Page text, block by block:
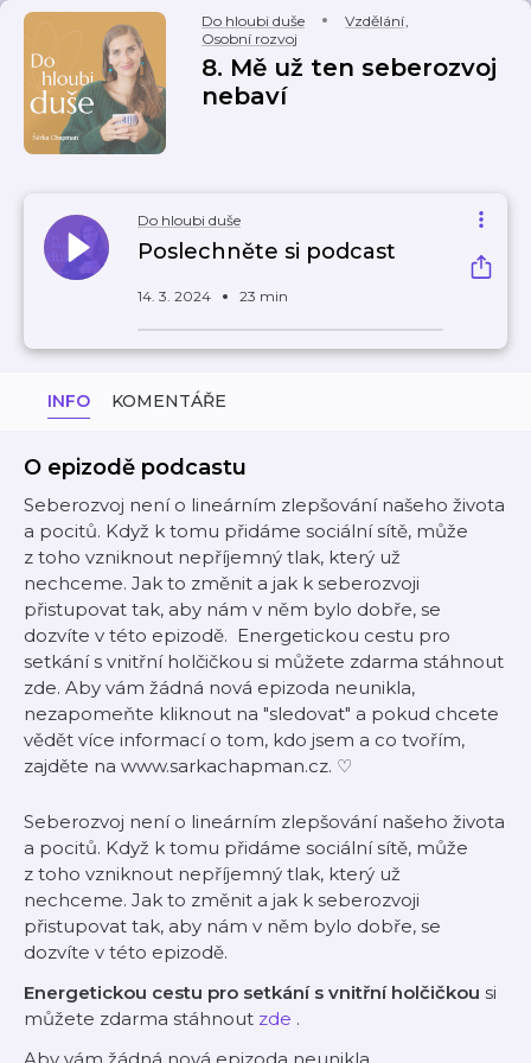
Do hloubi duše Vzdělání,
Osobní rozvoj
8. Mě už ten seberozvoj
nebaví
Do hloubi duše
Poslechněte si podcast
14. 3. 2024 23 min
INFO KOMENTÁŘE
O epizodě podcastu
Seberozvoj není o lineárním zlepšování našeho života
a pocitů. Když k tomu přidáme sociální sítě, může
z toho vzniknout nepříjemný tlak, který už
nechceme. Jak to změnit a jak k seberozvoji
přistupovat tak, aby nám v něm bylo dobře, se
dozvíte v této epizodě. Energetickou cestu pro
setkání s vnitřní holčičkou si můžete zdarma stáhnout
zde. Aby vám žádná nová epizoda neunikla,
nezapomeňte kliknout na "sledovat" a pokud chcete
vědět více informací o tom, kdo jsem a co tvořím,
zajděte na ⁠⁠⁠www.sarkachapman.cz⁠⁠⁠. ♡
Seberozvoj není o lineárním zlepšování našeho života
a pocitů. Když k tomu přidáme sociální sítě, může
z toho vzniknout nepříjemný tlak, který už
nechceme. Jak to změnit a jak k seberozvoji
přistupovat tak, aby nám v něm bylo dobře, se
dozvíte v této epizodě.
Energetickou cestu pro setkání s vnitřní holčičkou si
můžete zdarma stáhnout zde .